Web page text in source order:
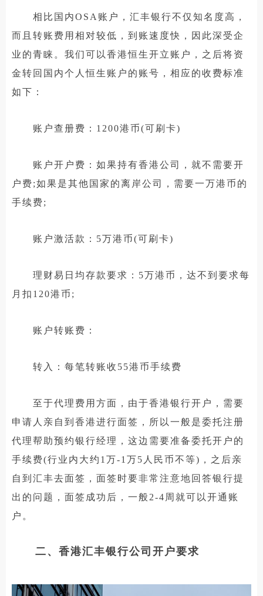
相比国内OSA账户，汇丰银行不仅知名度高，
而且转账费用相对较低，到账速度快，因此深受企
业的青睐。我们可以香港恒生开立账户，之后将资
金转回国内个人恒生账户的账号，相应的收费标准
如下：
账户查册费：1200港币(可刷卡)
账户开户费：如果持有香港公司，就不需要开
户费;如果是其他国家的离岸公司，需要一万港币的
手续费;
账户激活款：5万港币(可刷卡)
理财易日均存款要求：5万港币，达不到要求每
月扣120港币;
账户转账费：
转入：每笔转账收55港币手续费
至于代理费用方面，由于香港银行开户，需要
申请人亲自到香港进行面签，所以一般是委托注册
代理帮助预约银行经理，这边需要准备委托开户的
手续费(行业内大约1万-1万5人民币不等)，之后亲
自到汇丰去面签，面签时要非常注意地回答银行提
出的问题，面签成功后，一般2-4周就可以开通账
户。
二、香港汇丰银行公司开户要求